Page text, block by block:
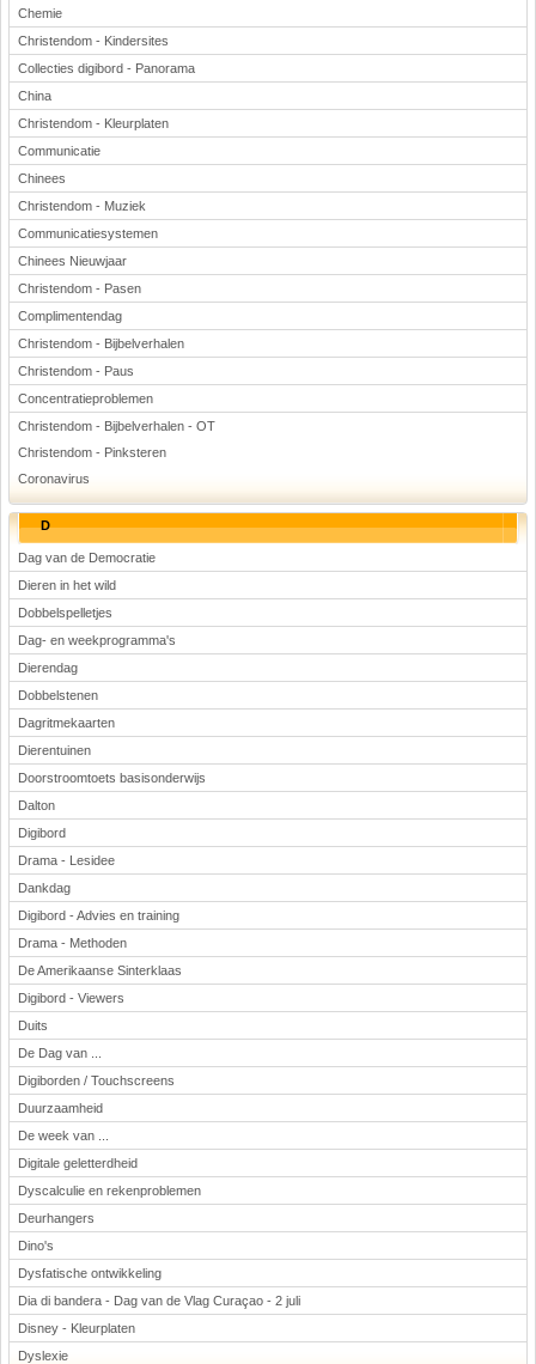
Chemie
Christendom - Kindersites
Collecties digibord - Panorama
China
Christendom - Kleurplaten
Communicatie
Chinees
Christendom - Muziek
Communicatiesystemen
Chinees Nieuwjaar
Christendom - Pasen
Complimentendag
Christendom - Bijbelverhalen
Christendom - Paus
Concentratieproblemen
Christendom - Bijbelverhalen - OT
Christendom - Pinksteren
Coronavirus
D
Dag van de Democratie
Dieren in het wild
Dobbelspelletjes
Dag- en weekprogramma's
Dierendag
Dobbelstenen
Dagritmekaarten
Dierentuinen
Doorstroomtoets basisonderwijs
Dalton
Digibord
Drama - Lesidee
Dankdag
Digibord - Advies en training
Drama - Methoden
De Amerikaanse Sinterklaas
Digibord - Viewers
Duits
De Dag van ...
Digiborden / Touchscreens
Duurzaamheid
De week van ...
Digitale geletterdheid
Dyscalculie en rekenproblemen
Deurhangers
Dino's
Dysfatische ontwikkeling
Dia di bandera - Dag van de Vlag Curaçao - 2 juli
Disney - Kleurplaten
Dyslexie